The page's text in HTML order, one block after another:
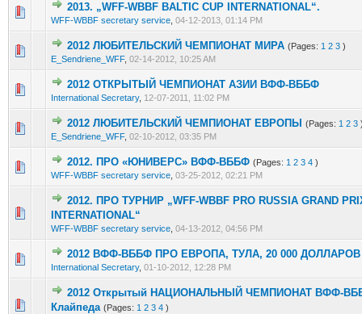
2013. „WFF-WBBF BALTIC CUP INTERNATIONAL“.
WFF-WBBF secretary service 04-12-2013, 01:14 PM
3 Vote(s) - 2 out of 5 in Average
1 2345
2012 ЛЮБИТЕЛЬСКИЙ ЧЕМПИОНАТ МИРА (Pages: 1 2 3 )
E_Sendriene_WFF, 02-14-2012, 10:25 AM
5 Vote(s) - 2.6 out of 5 in Average
12345
2012 ОТКРЫТЫЙ ЧЕМПИОНАТ АЗИИ ВФФ-ВББФ
International Secretary, 12-07-2011, 11:02 PM
6 Vote(s) - 2.5 out of 5 in Average
1 2345
2012 ЛЮБИТЕЛЬСКИЙ ЧЕМПИОНАТ ЕВРОПЫ (Pages: 1 2 3
E_Sendriene_WFF, 02-10-2012, 03:35 PM
6 Vote(s) - 2.5 out of 5 in Average
12345
2012. ПРО «ЮНИВЕРС» ВФФ-ВББФ (Pages: 1 2 3 4 )
WFF-WBBF secretary service 03-25-2012, 02:21 PM
6 Vote(s) - 2.5 out of 5 in Average
12345
2012. ПРО ТУРНИР „WFF-WBBF PRO RUSSIA GRAND
INTERNATIONAL“
WFF-WBBF secretary service 04-13-2012, 04:56 PM
4 Vote(s) - 2.25 out of 5 in Average
2012 ВФФ-ВББФ ПРО ЕВРОПА, ТУЛА, 20 000 ДОЛЛАРОВ
International Secretary, 01-10-2012, 12:28 PM
6 Vote(s) - 2.5 out of 5 in Average
123 45
2012 Открытый НАЦИОНАЛЬНЫЙ ЧЕМПИОНАТ ВФФ-
Клайпеда (Pages: 1 2 3 4 )
5 Vote(s) - 2.4 out of 5 in Average
1 2 3